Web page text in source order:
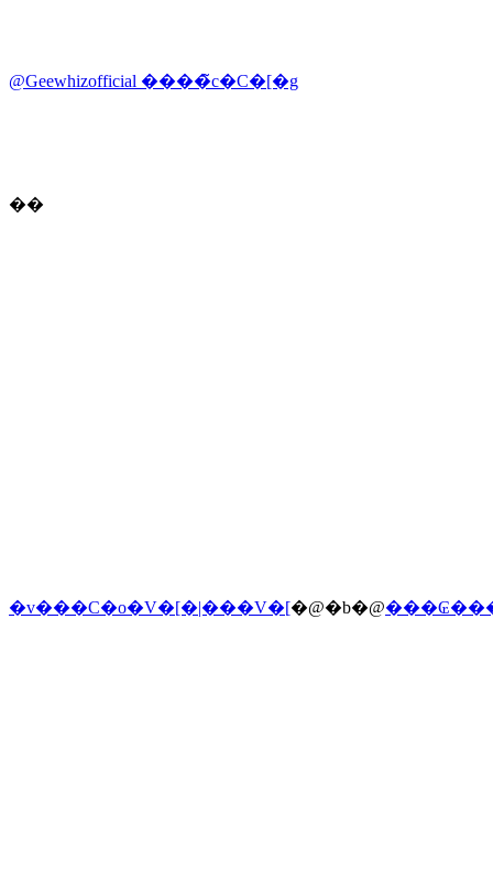
@Geewhizofficial ����̃c�C�[�g
��
�v���C�o�V�[�|���V�[�@�b�@